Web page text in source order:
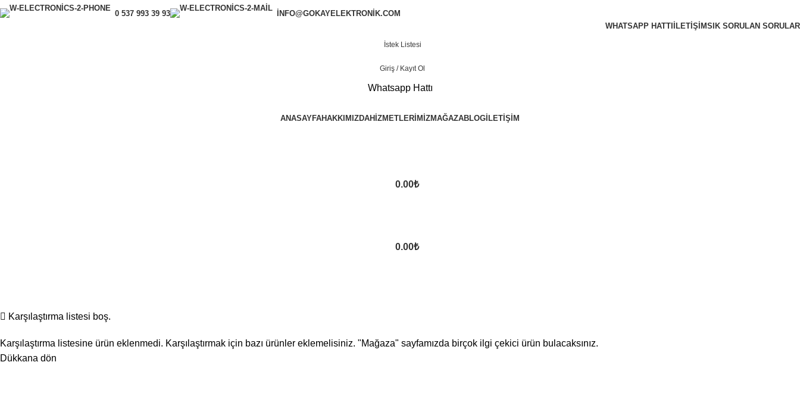
0 537 993 39 93
INFO@GOKAYELEKTRONIK.COM
WHATSAPP HATTI
İLETIŞIMSIK SORULAN SORULAR
İstek Listesi
Giriş / Kayıt Ol
Whatsapp Hattı
ANASAYFAHAKKIMIZDAHIZMETLERIMIZMAĞAZABLOG İLETIŞIM
0.00₺
0.00₺
Karşılaştırma listesi boş.
Karşılaştırma listesine ürün eklenmedi. Karşılaştırmak için bazı ürünler eklemelisiniz. "Mağaza" sayfamızda birçok ilgi çekici ürün bulacaksınız.
Dükkana dön